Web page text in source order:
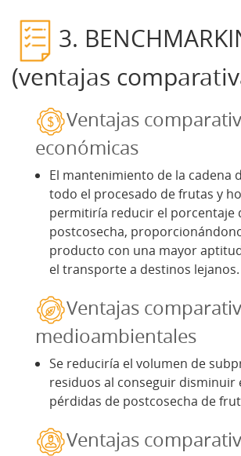
3.
(ventajas
Ventajas
económicas
El mantenimiento de la cadena
todo el procesado de frutas y
permitiría reducir el porcentaje
postcosecha,
producto con una mayor
el transporte a destinos lejanos.
Ventajas
medioambientales
Se reduciría el volumen de
residuos al conseguir disminuir
pérdidas de postcosecha de
Ventajas